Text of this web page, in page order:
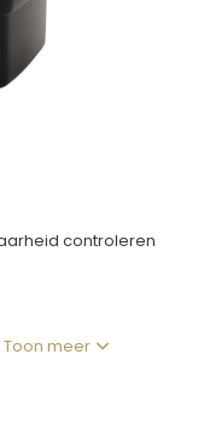
controleren
Toon meer